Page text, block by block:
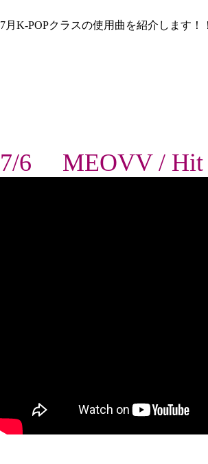
7月K-POPクラスの使用曲を紹介します！
7/6 MEOVV / Hit